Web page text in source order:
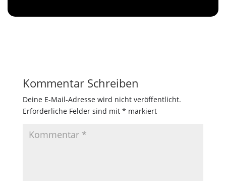
Kommentar Schreiben
Deine E-Mail-Adresse wird nicht veröffentlicht.
Erforderliche Felder sind mit * markiert